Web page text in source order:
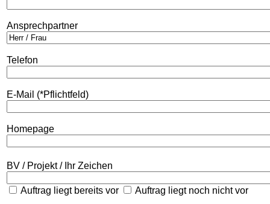
Ansprechpartner
Telefon
E-Mail (*Pflichtfeld)
Homepage
BV / Projekt / Ihr Zeichen
Auftrag liegt bereits vor Auftrag liegt noch nicht vor